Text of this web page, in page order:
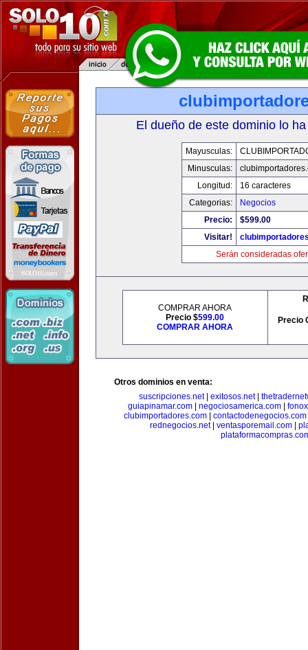
El dueño de este dominio lo
Mayusculas:
Minusculas:
Longitud:
16 caracteres
Categorias:
Negocios
Precio:
$599.00
Visitar!
Serán consideradas
COMPRAR AHORA
Precio $599.00
COMPRAR AHORA
Precio
Otros dominios en venta:
suscripciones.net| exitosos.net|
guiapinamar.com
negociosamerica.com
clubimportadores.com
contactodenegocios.com
rednegocios.net| ventasporemail.com